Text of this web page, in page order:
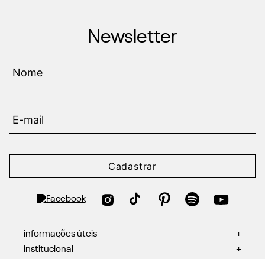
Newsletter
Cadastrar
informações úteis
+
institucional
+